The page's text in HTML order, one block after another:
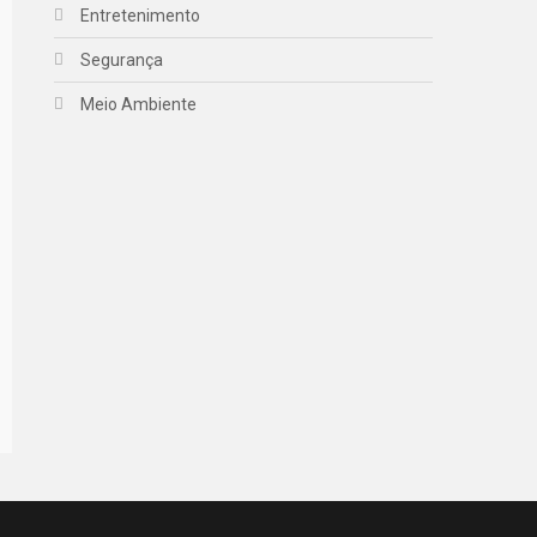
Entretenimento
Segurança
Meio Ambiente